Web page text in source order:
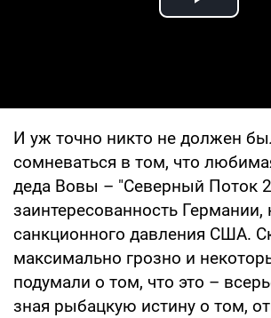
Play
И уж точно никто не должен
сомневаться в том, что
деда Вовы – "Северный Поток
заинтересованность Германии,
санкционного давления США.
максимально грозно и
подумали о том, что это –
зная рыбацкую истину о том,